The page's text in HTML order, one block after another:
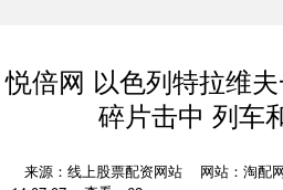
悦倍网 以色列特拉维
碎片击中 列车
来源：线上股票配资网站 网站：淘配